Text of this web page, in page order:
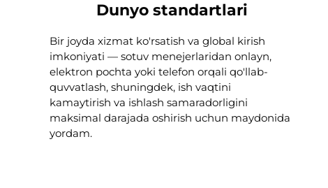
Dunyo standartlari
Bir joyda xizmat ko'rsatish va global kirish
imkoniyati — sotuv menejerlaridan onlayn,
elektron pochta yoki telefon orqali qo'llab-
quvvatlash, shuningdek, ish vaqtini
kamaytirish va ishlash samaradorligini
maksimal darajada oshirish uchun maydonida
yordam.